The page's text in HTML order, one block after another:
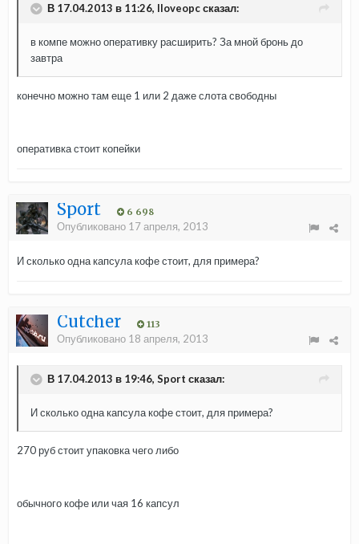
В 17.04.2013 в 11:26, Iloveopc сказал:
в компе можно оперативку расширить? За мной бронь до
завтра
конечно можно там еще 1 или 2 даже слота свободны
оперативка стоит копейки
Sport 6 698
Опубликовано 17 апреля, 2013
И сколько одна капсула кофе стоит, для примера?
Cutcher 113
Опубликовано 18 апреля, 2013
В 17.04.2013 в 19:46, Sport сказал:
И сколько одна капсула кофе стоит, для примера?
270 руб стоит упаковка чего либо
обычного кофе или чая 16 капсул